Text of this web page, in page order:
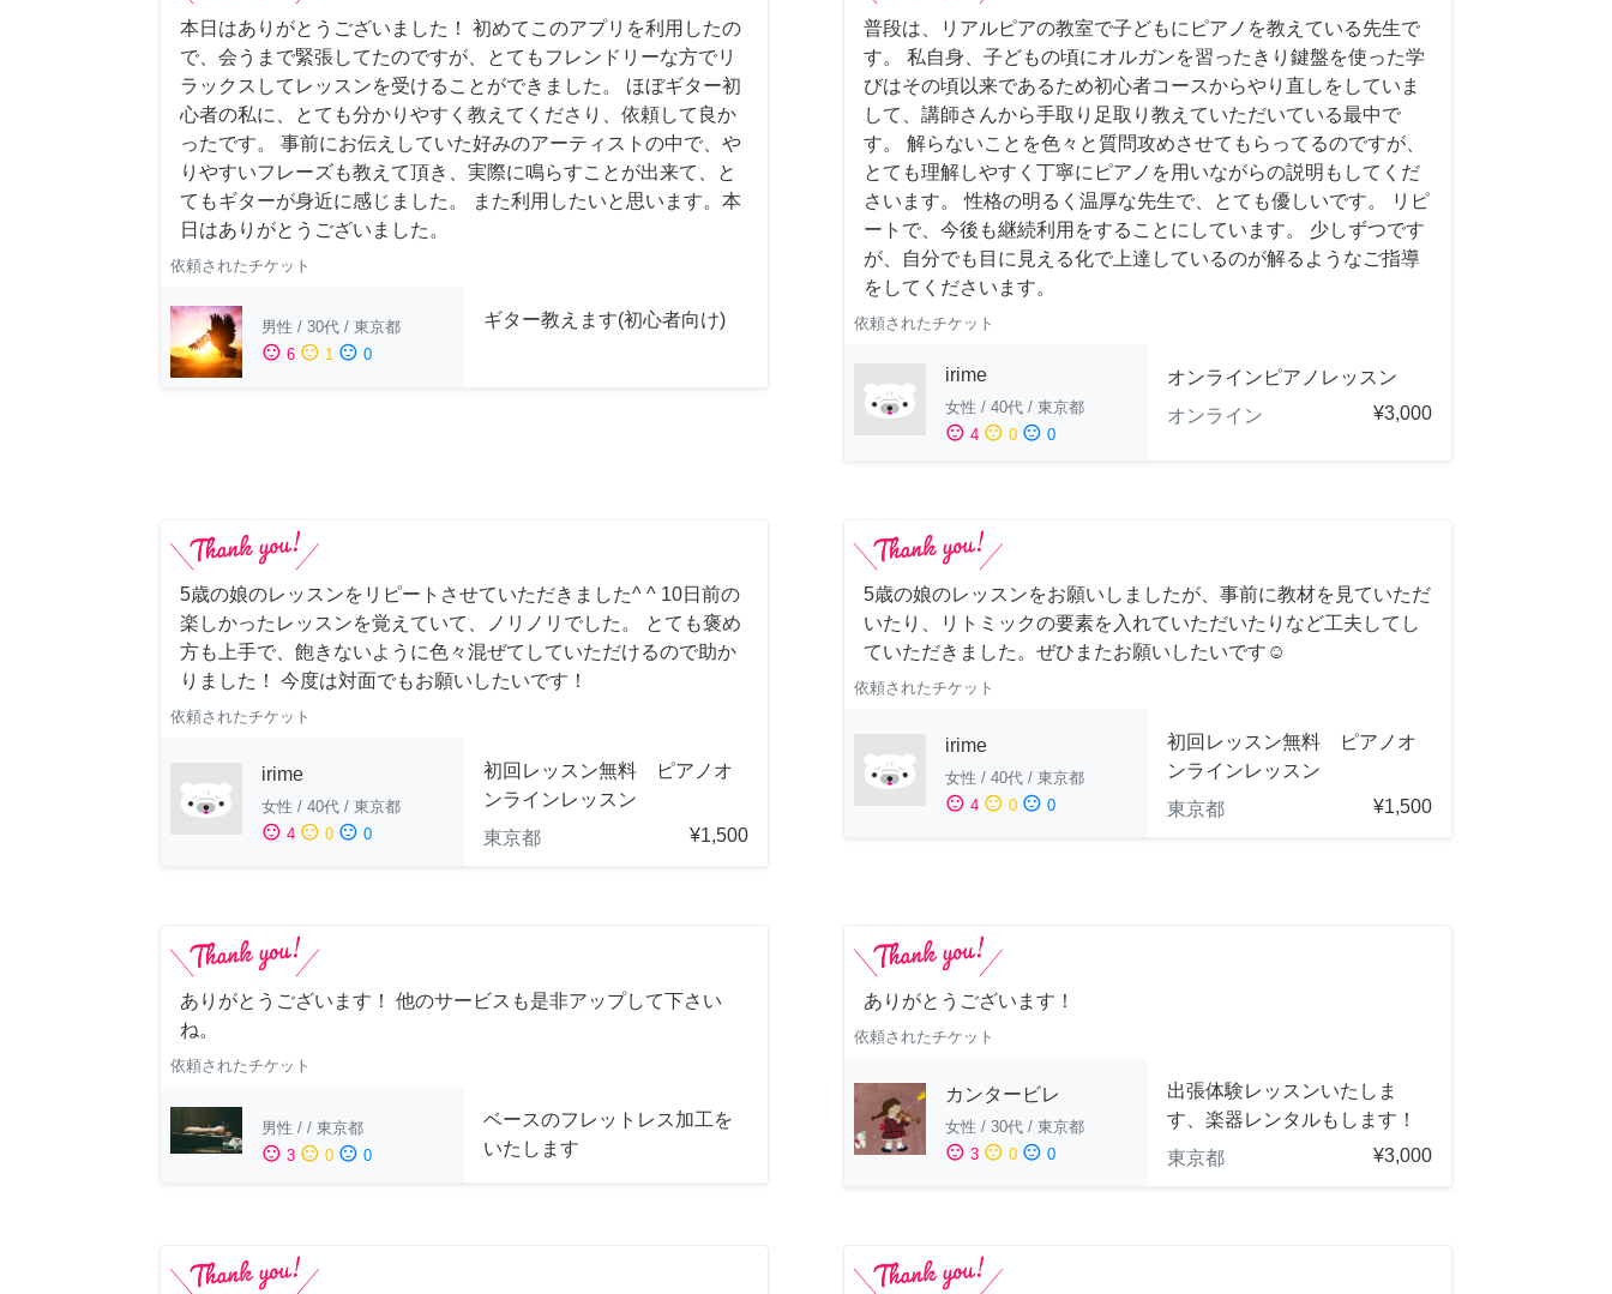
本日はありがとうございました！ 初めてこのアプリを利用したの
で、会うまで緊張してたのですが、とてもフレンドリーな方でリ
ラックスしてレッスンを受けることができました。 ほぼギター初
心者の私に、とても分かりやすく教えてくださり、依頼して良か
ったです。 事前にお伝えしていた好みのアーティストの中で、や
りやすいフレーズも教えて頂き、実際に鳴らすことが出来て、と
てもギターが身近に感じました。 また利用したいと思います。本
日はありがとうございました。
依頼されたチケット
男性 / 30代 / 東京都
sentiment_satisfied 6 sentiment_neutral 1 sentiment_dissatisfied 0
ギター教えます(初心者向け)
普段は、リアルピアの教室で子どもにピアノを教えている先生で
す。 私自身、子どもの頃にオルガンを習ったきり鍵盤を使った学
びはその頃以来であるため初心者コースからやり直しをしていま
して、講師さんから手取り足取り教えていただいている最中で
す。 解らないことを色々と質問攻めさせてもらってるのですが、
とても理解しやすく丁寧にピアノを用いながらの説明もしてくだ
さいます。 性格の明るく温厚な先生で、とても優しいです。 リピ
ートで、今後も継続利用をすることにしています。 少しずつです
が、自分でも目に見える化で上達しているのが解るようなご指導
をしてくださいます。
依頼されたチケット
irime
女性 / 40代 / 東京都
sentiment_satisfied 4 sentiment_neutral 0 sentiment_dissatisfied 0
オンラインピアノレッスン
オンライン
¥3,000
5歳の娘のレッスンをリピートさせていただきました^ ^ 10日前の
楽しかったレッスンを覚えていて、ノリノリでした。 とても褒め
方も上手で、飽きないように色々混ぜてしていただけるので助か
りました！ 今度は対面でもお願いしたいです！
依頼されたチケット
irime
女性 / 40代 / 東京都
sentiment_satisfied 4 sentiment_neutral 0 sentiment_dissatisfied 0
初回レッスン無料 ピアノオ
ンラインレッスン
東京都
¥1,500
5歳の娘のレッスンをお願いしましたが、事前に教材を見ていただ
いたり、リトミックの要素を入れていただいたりなど工夫してし
ていただきました。ぜひまたお願いしたいです☺️
依頼されたチケット
irime
女性 / 40代 / 東京都
sentiment_satisfied 4 sentiment_neutral 0 sentiment_dissatisfied 0
初回レッスン無料 ピアノオ
ンラインレッスン
東京都
¥1,500
ありがとうございます！ 他のサービスも是非アップして下さい
ね。
依頼されたチケット
男性 / / 東京都
sentiment_satisfied 3 sentiment_neutral 0 sentiment_dissatisfied 0
ベースのフレットレス加工を
いたします
ありがとうございます！
依頼されたチケット
カンタービレ
女性 / 30代 / 東京都
sentiment_satisfied 3 sentiment_neutral 0 sentiment_dissatisfied 0
出張体験レッスンいたしま
す、楽器レンタルもします！
東京都
¥3,000